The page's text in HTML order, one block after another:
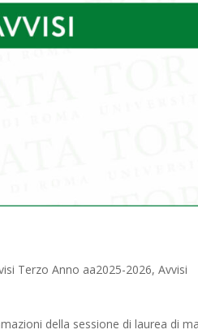
Terzo Anno aa2025-2026,Avvisi
della sessione di laurea di